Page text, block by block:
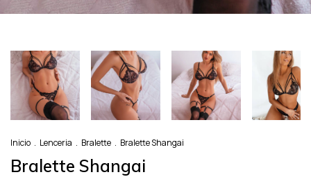
Inicio . Lenceria . Bralette . Bralette Shangai
Bralette Shangai